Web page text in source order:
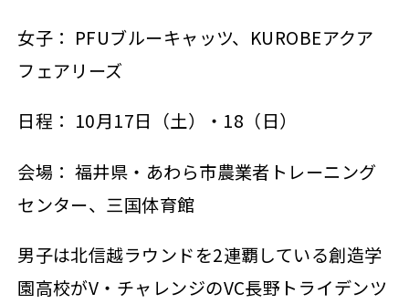
女子： PFUブルーキャッツ、KUROBEアクア
フェアリーズ
日程： 10月17日（土）・18（日）
会場： 福井県・あわら市農業者トレーニング
センター、三国体育館
男子は北信越ラウンドを2連覇している創造学
園高校がV・チャレンジのVC長野トライデンツ